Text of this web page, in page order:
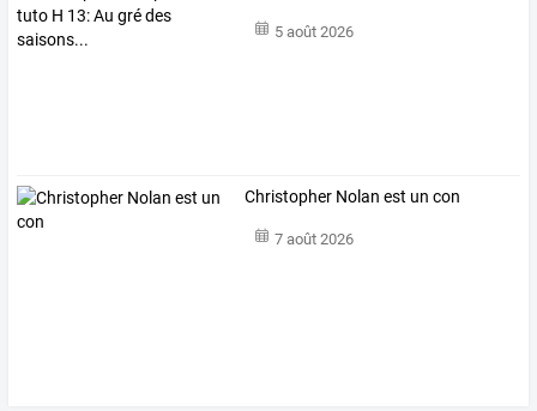
5 août 2026
Christopher Nolan est un con
7 août 2026